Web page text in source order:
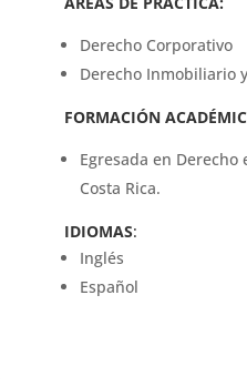
Derecho Corporativo
Derecho Inmobiliario
FORMACIÓN
Egresada en
Costa Rica.
IDIOMAS:
Inglés
Español